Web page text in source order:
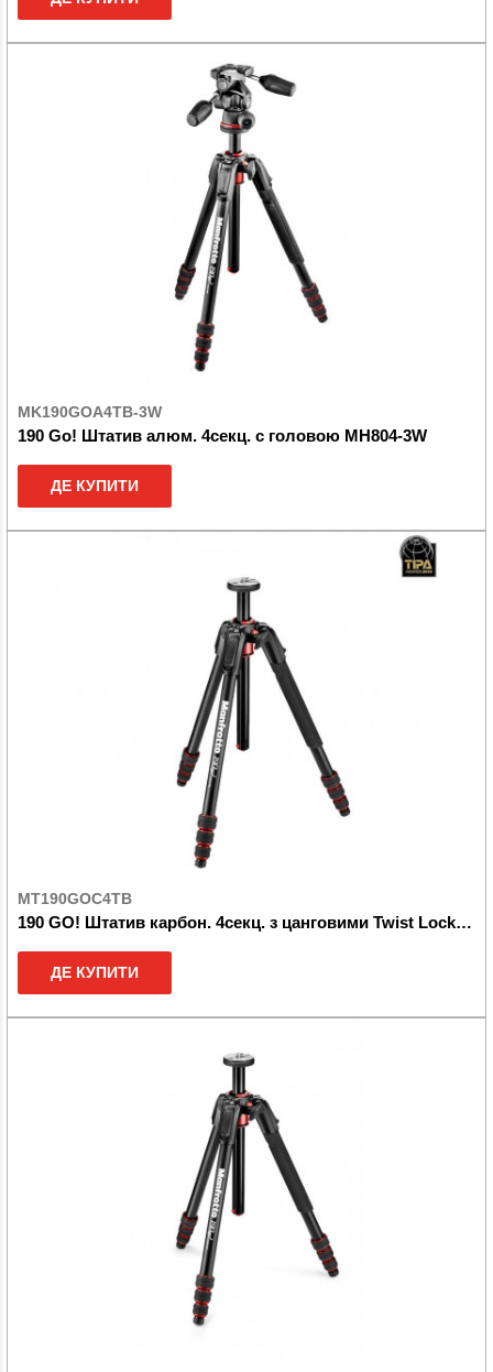
MK190GOA4TB-3W
190 Go! Штатив алюм. 4секц. c головою MH804-3W
ДЕ КУПИТИ
MT190GOC4TB
190 GO! Штатив карбон. 4секц. з цанговими Twist Lock замками
ДЕ КУПИТИ